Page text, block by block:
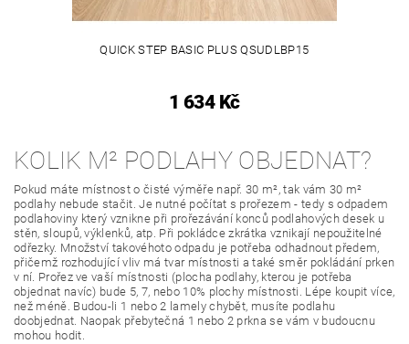
QUICK STEP BASIC PLUS QSUDLBP15
1 634 Kč
KOLIK M² PODLAHY OBJEDNAT?
Pokud máte místnost o čisté výměře např. 30 m², tak vám 30 m²
podlahy nebude stačit. Je nutné počítat s prořezem - tedy s odpadem
podlahoviny který vznikne při prořezávání konců podlahových desek u
stěn, sloupů, výklenků, atp. Při pokládce zkrátka vznikají nepoužitelné
odřezky. Množství takovéhoto odpadu je potřeba odhadnout předem,
přičemž rozhodující vliv má tvar místnosti a také směr pokládání prken
v ní. Prořez ve vaší místnosti (plocha podlahy, kterou je potřeba
objednat navíc) bude 5, 7, nebo 10% plochy místnosti. Lépe koupit více,
než méně. Budou-li 1 nebo 2 lamely chybět, musíte podlahu
doobjednat. Naopak přebytečná 1 nebo 2 prkna se vám v budoucnu
mohou hodit.